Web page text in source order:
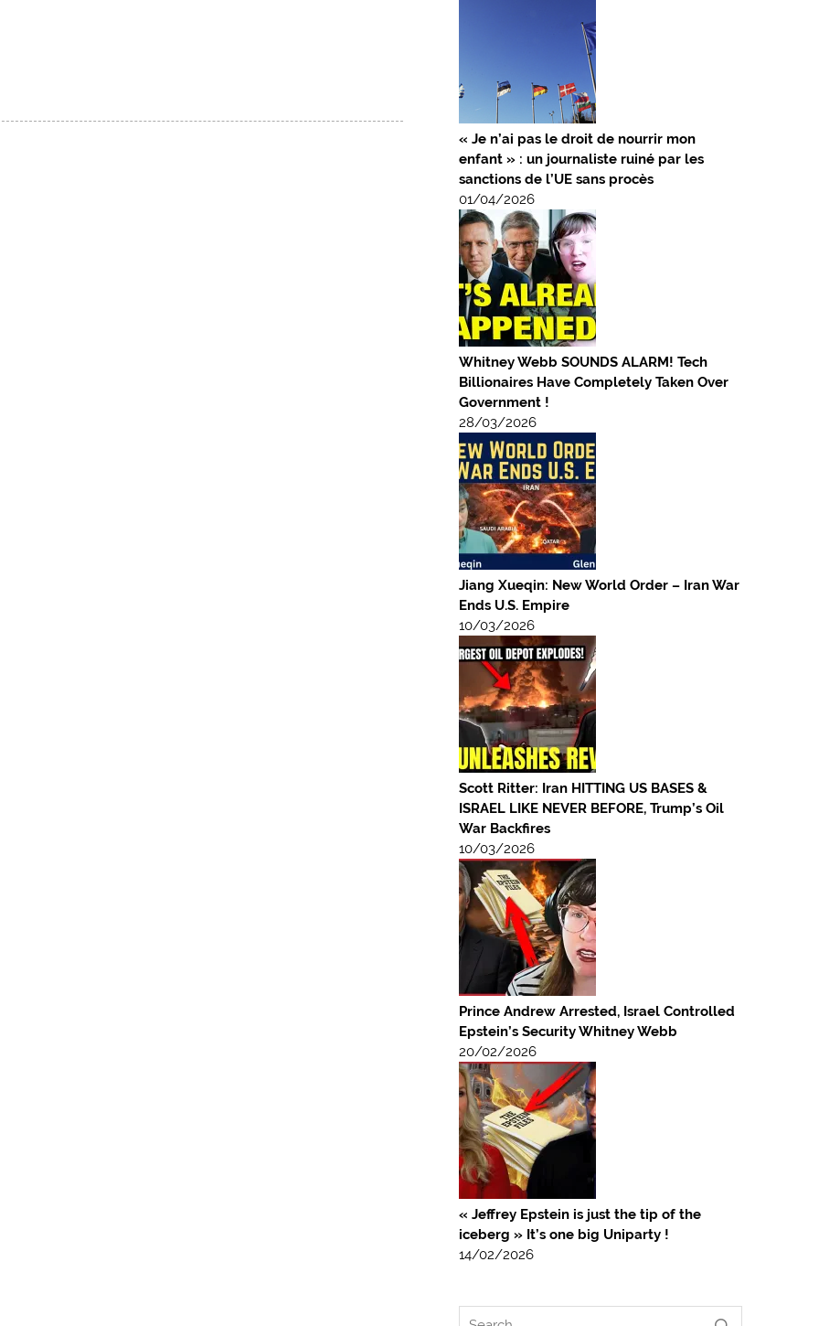
« Je n’ai pas le droit de nourrir mon
enfant » : un journaliste ruiné par les
sanctions de l’UE sans procès
01/04/2026
Whitney Webb SOUNDS ALARM! Tech
Billionaires Have Completely Taken Over
Government !
28/03/2026
Jiang Xueqin: New World Order – Iran War
Ends U.S. Empire
10/03/2026
Scott Ritter: Iran HITTING US BASES &
ISRAEL LIKE NEVER BEFORE, Trump’s Oil
War Backfires
10/03/2026
Prince Andrew Arrested, Israel Controlled
Epstein’s Security Whitney Webb
20/02/2026
« Jeffrey Epstein is just the tip of the
iceberg » It’s one big Uniparty !
14/02/2026